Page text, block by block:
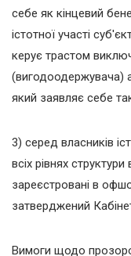
себе як кінцевий
істотної участі
керує трастом
(вигодоодержувача)
який заявляє себе
3) серед власників
всіх рівнях
зареєстровані в
затверджений
Вимоги щодо